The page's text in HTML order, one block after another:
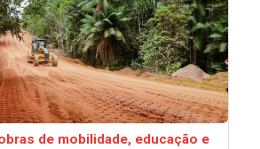
de mobilidade, educação e